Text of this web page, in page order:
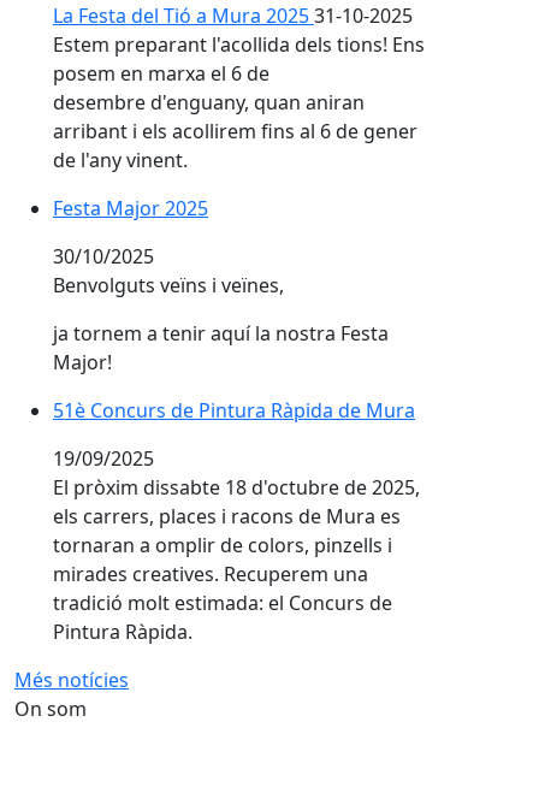
La Festa del Tió a Mura 202531-10-2025
Estem preparant l'acollida dels tions! Ens
posem en marxa el 6 de
desembre d'enguany, quan aniran
arribant i els acollirem fins al 6 de gener
de l'any vinent.
Festa Major 2025
Festa Major 2025
30/10/2025
Benvolguts veïns i veïnes,
ja tornem a tenir aquí la nostra Festa
Major!
51è Concurs de Pintura Ràpida de Mura
51è Concurs de Pintura Ràpida de Mura
19/09/2025
El pròxim dissabte 18 d'octubre de 2025,
els carrers, places i racons de Mura es
tornaran a omplir de colors, pinzells i
mirades creatives. Recuperem una
tradició molt estimada: el Concurs de
Pintura Ràpida.
Més notícies
On som